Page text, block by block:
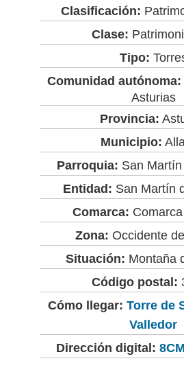
Clasificación:
Clase:
Tipo:
Comunidad autónoma:
Asturias
Provincia:
Municipio:
Parroquia: San
Entidad: San Martín
Comarca:
Zona: Occidente
Situación: Montaña
Código postal:
Cómo llegar: Torre de
Valledor
Dirección digital: